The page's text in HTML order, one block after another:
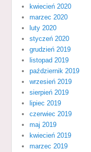
kwiecień 2020
marzec 2020
luty 2020
styczeń 2020
grudzień 2019
listopad 2019
październik 2019
wrzesień 2019
sierpień 2019
lipiec 2019
czerwiec 2019
maj 2019
kwiecień 2019
marzec 2019